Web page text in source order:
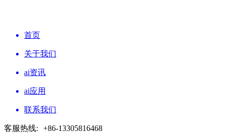
首页
关于我们
ai资讯
ai应用
联系我们
客服热线: +86-13305816468